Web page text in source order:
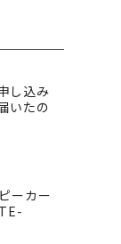
し込み
いたの
ーカー